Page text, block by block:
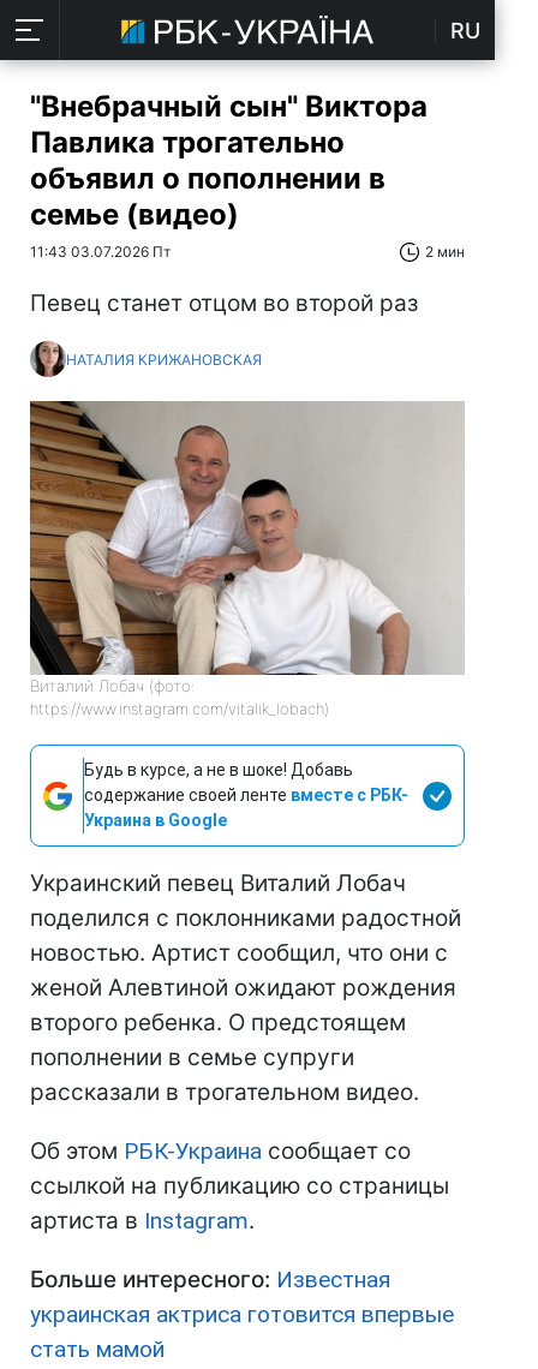
RU
"Внебрачный сын" Виктора
Павлика трогательно
объявил о пополнении в
семье (видео)
11:43 03.07.2026 Пт 2 мин
Певец станет отцом во второй раз
НАТАЛИЯ КРИЖАНОВСКАЯ
Виталий Лобач (фото:
https://www.instagram.com/vitalik_lobach)
Будь в курсе, а не в шоке! Добавь
содержание своей ленте вместе с РБК-
Украина в Google
Украинский певец Виталий Лобач
поделился с поклонниками радостной
новостью. Артист сообщил, что они с
женой Алевтиной ожидают рождения
второго ребенка. О предстоящем
пополнении в семье супруги
рассказали в трогательном видео.
Об этом РБК-Украина сообщает со
ссылкой на публикацию со страницы
артиста в Instagram.
Больше интересного: Известная
украинская актриса готовится впервые
стать мамой